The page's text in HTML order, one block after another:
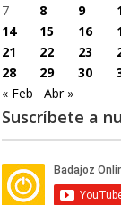
7
8 9
14
15 16
21
22 23
28
29 30
« Feb
Abr »
Suscríbete a